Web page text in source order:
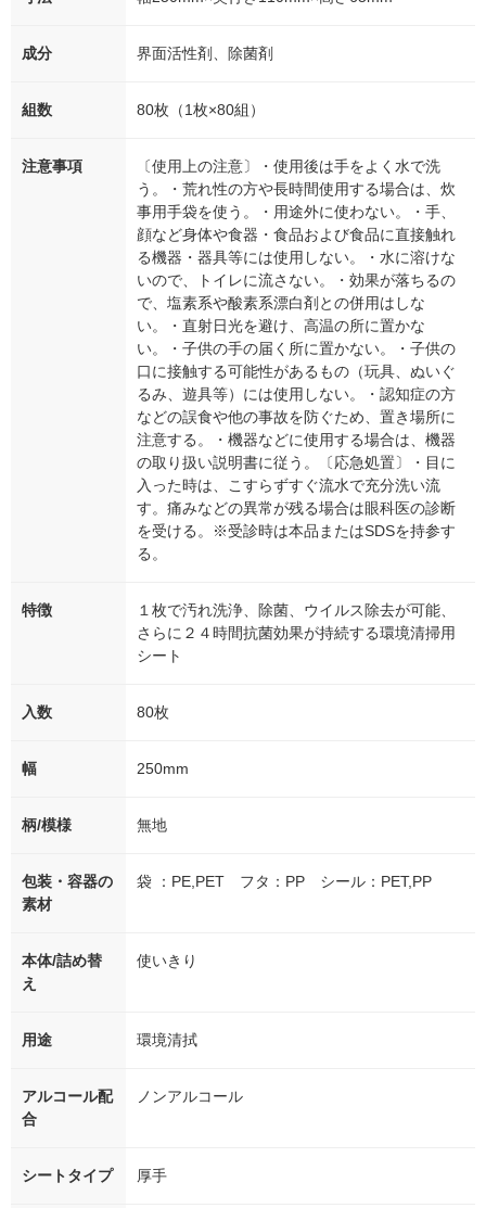
成分 界面活性剤、除菌剤
組数 80枚（1枚×80組）
注意事項
〔使用上の注意〕・使用後は手をよく水で洗
う。・荒れ性の方や長時間使用する場合は、炊
事用手袋を使う。・用途外に使わない。・手、
顔など身体や食器・食品および食品に直接触れ
る機器・器具等には使用しない。・水に溶けな
いので、トイレに流さない。・効果が落ちるの
で、塩素系や酸素系漂白剤との併用はしな
い。・直射日光を避け、高温の所に置かな
い。・子供の手の届く所に置かない。・子供の
口に接触する可能性があるもの（玩具、ぬいぐ
るみ、遊具等）には使用しない。・認知症の方
などの誤食や他の事故を防ぐため、置き場所に
注意する。・機器などに使用する場合は、機器
の取り扱い説明書に従う。〔応急処置〕・目に
入った時は、こすらずすぐ流水で充分洗い流
す。痛みなどの異常が残る場合は眼科医の診断
を受ける。※受診時は本品またはSDSを持参す
る。
特徴
１枚で汚れ洗浄、除菌、ウイルス除去が可能、
さらに２４時間抗菌効果が持続する環境清掃用
シート
入数 80枚
幅 250mm
柄/模様 無地
包装・容器の
素材
袋 ：PE,PET フタ：PP シール：PET,PP
本体/詰め替
え
使いきり
用途 環境清拭
アルコール配
合
ノンアルコール
シートタイプ 厚手